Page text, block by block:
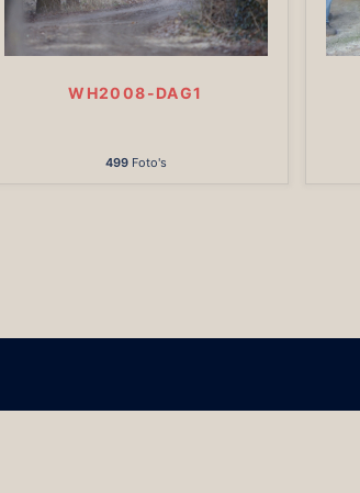
WH2008-DAG1
499Foto's